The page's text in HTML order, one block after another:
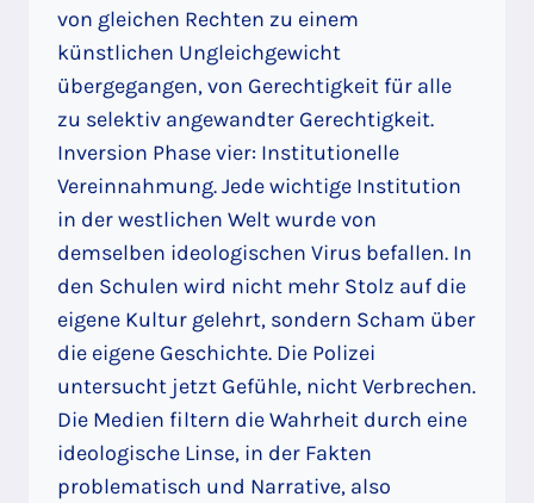
von gleichen Rechten zu einem
künstlichen Ungleichgewicht
übergegangen, von Gerechtigkeit für alle
zu selektiv angewandter Gerechtigkeit.
Inversion Phase vier: Institutionelle
Vereinnahmung. Jede wichtige Institution
in der westlichen Welt wurde von
demselben ideologischen Virus befallen. In
den Schulen wird nicht mehr Stolz auf die
eigene Kultur gelehrt, sondern Scham über
die eigene Geschichte. Die Polizei
untersucht jetzt Gefühle, nicht Verbrechen.
Die Medien filtern die Wahrheit durch eine
ideologische Linse, in der Fakten
problematisch und Narrative, also